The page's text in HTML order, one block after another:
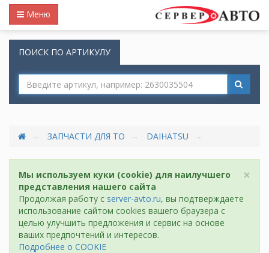
Меню
ПОИСК ПО АРТИКУЛУ
ЗАПЧАСТИ ДЛЯ ТО DAIHATSU
×
Мы используем куки (cookie) для наилучшего
представления нашего сайта
Продолжая работу с server-avto.ru, вы подтверждаете
использование сайтом cookies вашего браузера с
целью улучшить предложения и сервис на основе
ваших предпочтений и интересов.
Подробнее о COOKIE